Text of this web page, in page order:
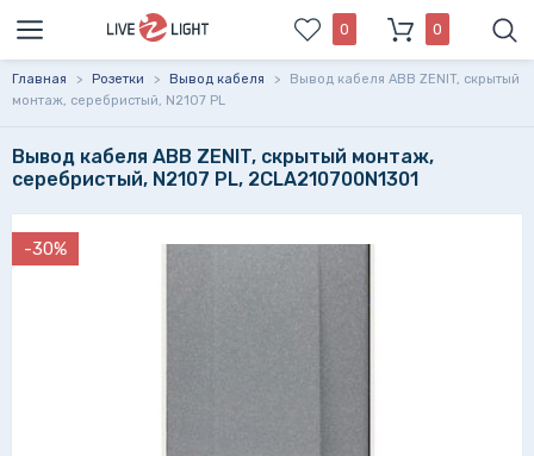
0 0
Главная > Розетки > Вывод кабеля >
Вывод кабеля ABB ZENIT, скрытый
монтаж, серебристый, N2107 PL
Вывод кабеля ABB ZENIT, скрытый монтаж,
серебристый, N2107 PL, 2CLA210700N1301
-30%